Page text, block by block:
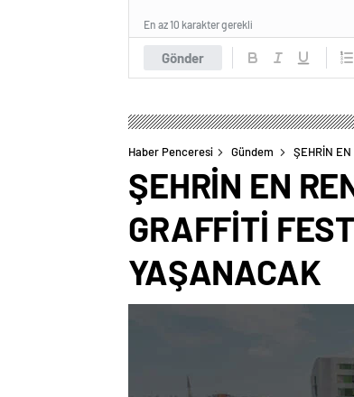
Gönder
En az 10 karakter gerekli
Haber Penceresi Gündem ŞEHRİN EN
ŞEHRİN EN
GRAFFİTİ
YAŞANACAK